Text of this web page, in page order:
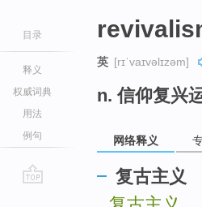
目录
释义
权威词典
用法
例句
英 [rɪˈvaɪvəlɪzəm]
n. 信仰复兴
网络释义
复古主义